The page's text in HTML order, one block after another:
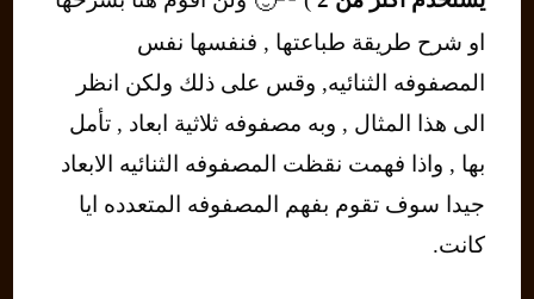
او شرح طريقة طباعتها , فنفسها نفس
المصفوفه الثنائيه, وقس على ذلك ولكن انظر
الى هذا المثال , وبه مصفوفه ثلاثية ابعاد , تأمل
بها , واذا فهمت نقظت المصفوفه الثنائيه الابعاد
جيدا سوف تقوم بفهم المصفوفه المتعدده ايا
كانت.